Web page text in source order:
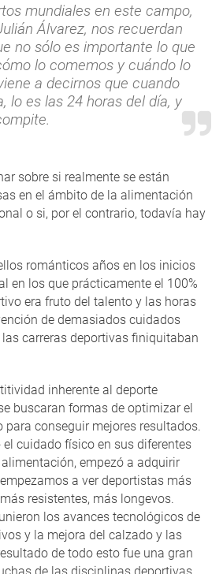
mundiales en este campo,
Álvarez, nos recuerdan
no sólo es importante lo que
lo comemos y cuándo lo
a decirnos que cuando
lo es las 24 horas del día, y
sobre si realmente se están
en el ámbito de la alimentación
o si, por el contrario, todavía hay
románticos años en los inicios
en los que prácticamente el 100%
era fruto del talento y las horas
de demasiados cuidados
carreras deportivas finiquitaban
inherente al deporte
buscaran formas de optimizar el
para conseguir mejores resultados.
el cuidado físico en sus diferentes
empezó a adquirir
a ver deportistas más
resistentes, más longevos.
los avances tecnológicos de
y la mejora del calzado y las
de todo esto fue una gran
de las disciplinas deportivas.